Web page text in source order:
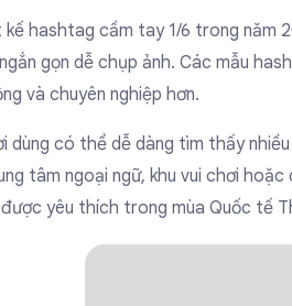
hashtag cầm tay 1/6 trong năm
gọn dễ chụp ảnh. Các mẫu
và chuyên nghiệp hơn.
dùng có thể dễ dàng tìm thấy
tâm ngoại ngữ, khu vui chơi
yêu thích trong mùa Quốc tế